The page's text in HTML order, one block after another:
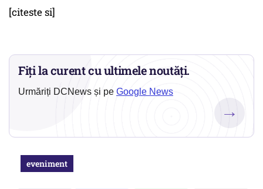
[citeste si]
Fiți la curent cu ultimele noutăți.
Urmăriți DCNews și pe Google News
→
eveniment